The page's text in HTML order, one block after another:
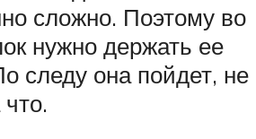
сложно. Поэтому во
нужно держать ее
следу она пойдет, не